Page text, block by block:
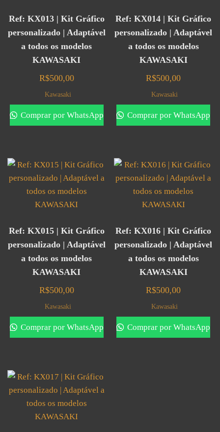
Ref: KX013 | Kit Gráfico
personalizado | Adaptável
a todos os modelos
KAWASAKI
R$500,00
Kawasaki
Comprar por WhatsApp
Ref: KX014 | Kit Gráfico
personalizado | Adaptável
a todos os modelos
KAWASAKI
R$500,00
Kawasaki
Comprar por WhatsApp
Ref: KX015 | Kit Gráfico
personalizado | Adaptável
a todos os modelos
KAWASAKI
R$500,00
Kawasaki
Comprar por WhatsApp
Ref: KX016 | Kit Gráfico
personalizado | Adaptável
a todos os modelos
KAWASAKI
R$500,00
Kawasaki
Comprar por WhatsApp